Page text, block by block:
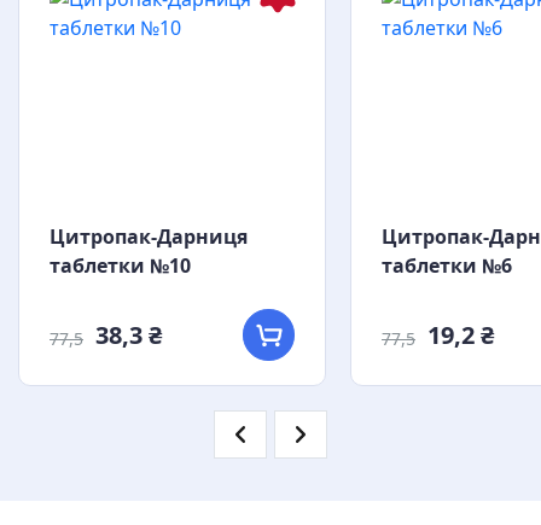
Цитропак-Дарниця
таблетки №10
77,5 38,3 ₴
Цитропак-
таблетки №6
77,5 19,2 ₴